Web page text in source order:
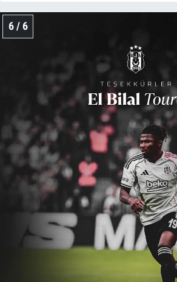
6 / 6